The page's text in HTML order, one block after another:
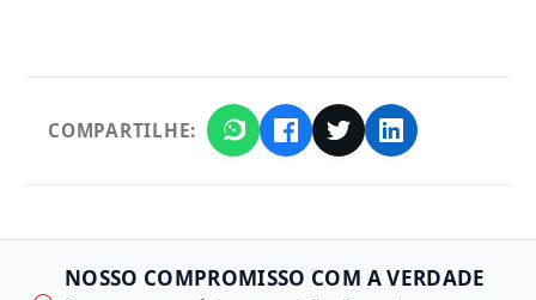
COMPARTILHE:
NOSSO COMPROMISSO COM A VERDADE